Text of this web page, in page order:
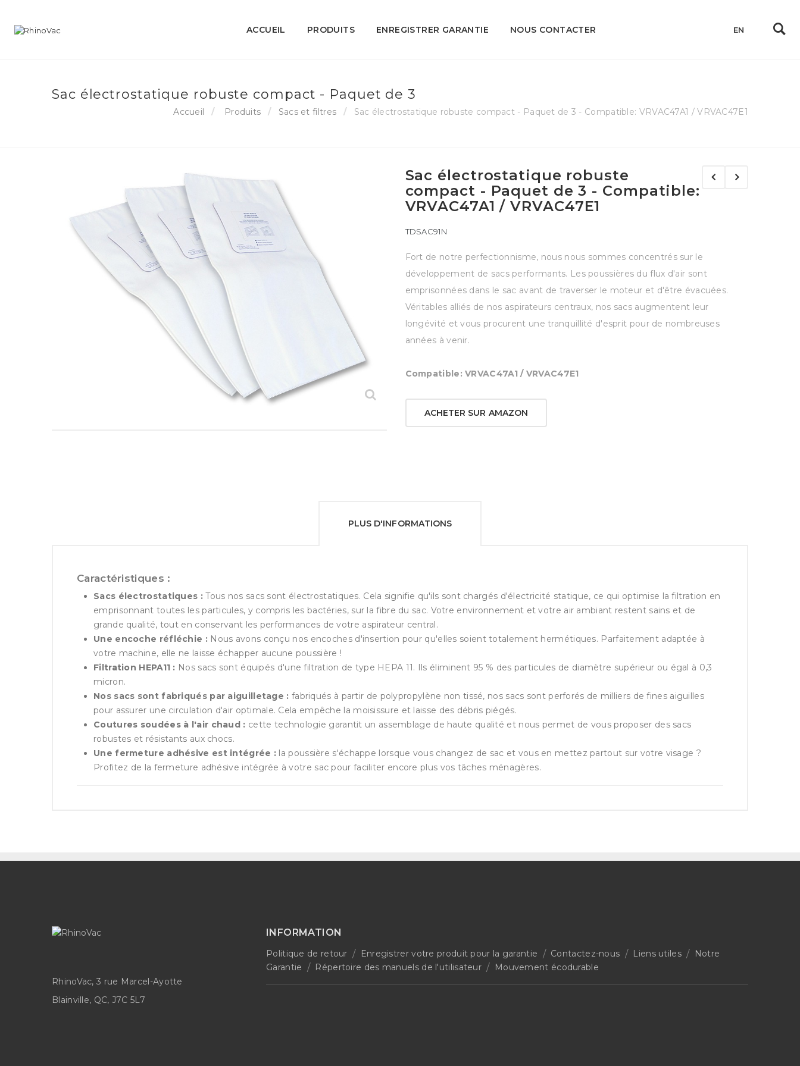
EN
ACCUEIL PRODUITS ENREGISTRER GARANTIE NOUS CONTACTER
Sac électrostatique robuste compact - Paquet de 3
Accueil Produits Sacs et filtres Sac électrostatique robuste compact - Paquet de 3 - Compatible: VRVAC47A1 / VRVAC47E1
Sac électrostatique robuste
compact - Paquet de 3 - Compatible:
VRVAC47A1 / VRVAC47E1
TDSAC91N
Fort de notre perfectionnisme, nous nous sommes concentrés sur le
développement de sacs performants. Les poussières du flux d'air sont
emprisonnées dans le sac avant de traverser le moteur et d'être évacuées.
Véritables alliés de nos aspirateurs centraux, nos sacs augmentent leur
longévité et vous procurent une tranquillité d'esprit pour de nombreuses
années à venir.
Compatible: VRVAC47A1 / VRVAC47E1
ACHETER SUR AMAZON
PLUS D'INFORMATIONS
Caractéristiques :
Sacs électrostatiques :Tous nos sacs sont électrostatiques. Cela signifie qu'ils sont chargés d'électricité statique, ce qui optimise la filtration en
emprisonnant toutes les particules, y compris les bactéries, sur la fibre du sac. Votre environnement et votre air ambiant restent sains et de
grande qualité, tout en conservant les performances de votre aspirateur central.
Une encoche réfléchie :Nous avons conçu nos encoches d'insertion pour qu'elles soient totalement hermétiques. Parfaitement adaptée à
votre machine, elle ne laisse échapper aucune poussière !
Filtration HEPA11 : Nos sacs sont équipés d'une filtration de type HEPA 11. Ils éliminent 95 % des particules de diamètre supérieur ou égal à 0,3
micron.
Nos sacs sont fabriqués par aiguilletage : fabriqués à partir de polypropylène non tissé, nos sacs sont perforés de milliers de fines aiguilles
pour assurer une circulation d'air optimale. Cela empêche la moisissure et laisse des débris piégés.
Coutures soudées à l'air chaud : cette technologie garantit un assemblage de haute qualité et nous permet de vous proposer des sacs
robustes et résistants aux chocs.
Une fermeture adhésive est intégrée : la poussière s'échappe lorsque vous changez de sac et vous en mettez partout sur votre visage ?
Profitez de la fermeture adhésive intégrée à votre sac pour faciliter encore plus vos tâches ménagères.
RhinoVac, 3 rue Marcel-Ayotte
Blainville, QC, J7C 5L7
INFORMATION
Politique de retour Enregistrer votre produit pour la garantie Contactez-nous Liens utiles
Notre
Garantie
Répertoire des manuels de l'utilisateur Mouvement écodurable